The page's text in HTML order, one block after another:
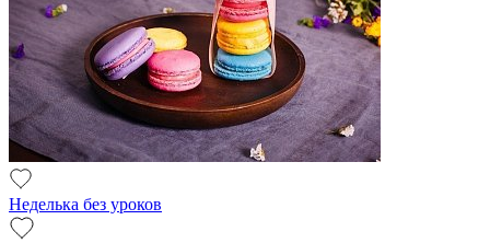
Неделька без уроков